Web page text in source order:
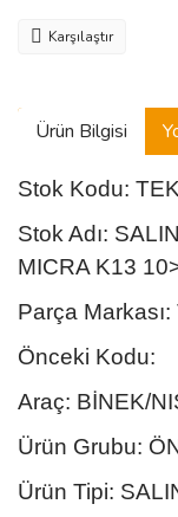
Karşılaştır
Ürün Bilgisi
Stok Kodu:
Stok Adı:
MICRA K13
Parça
Önceki Kodu:
Araç: BİNEK/
Ürün Grubu:
Ürün Tipi: